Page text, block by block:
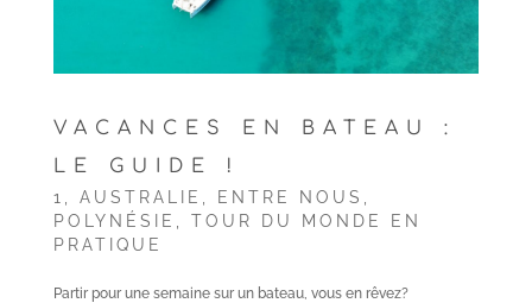
VACANCES EN BATEAU :
LE GUIDE !
1 AUSTRALIE ENTRE NOUS
POLYNÉSIE
TOUR DU MONDE EN
PRATIQUE
Partir pour une semaine sur un bateau, vous en rêvez?